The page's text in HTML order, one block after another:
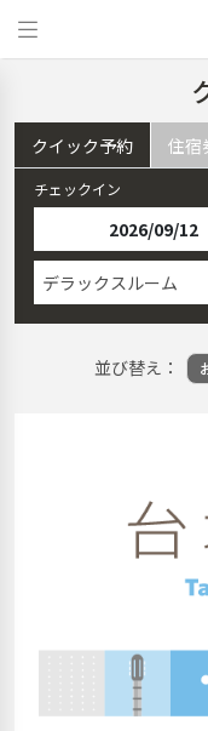
クイック予約 住宿
チェックイン
デラックスルーム
並び替え：